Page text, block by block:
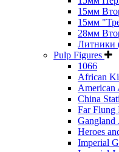
15мм
15мм
28мм
Литники
Pulp Figures
1066
African
American
China
Far Flung
Gangland
Heroes
Imperial